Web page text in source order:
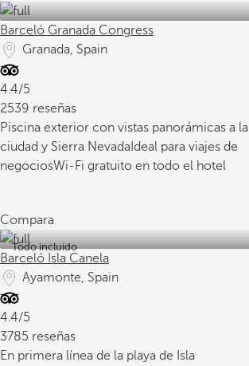
Barceló Granada Congress
Granada, Spain
4.4/5
2539 reseñas
Piscina exterior con vistas panorámicas a la
ciudad y Sierra Nevada Ideal para viajes de
negociosWi-Fi gratuito en todo el hotel
Compara
Todo incluido
Barceló Isla Canela
Ayamonte, Spain
4.4/5
3785 reseñas
En primera línea de la playa de Isla